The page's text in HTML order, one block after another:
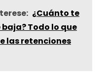
¿Cuánto te
Todo lo que
las retenciones